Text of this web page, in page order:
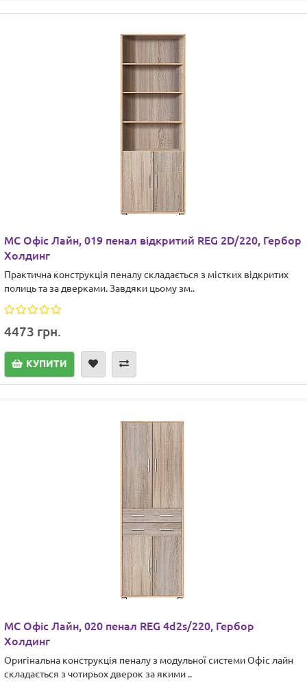
МС Офіс Лайн, 019 пенал відкритий REG 2D/220, Гербор
Холдинг
Практична конструкція пеналу складається з містких відкритих
полиць та за дверками. Завдяки цьому зм..
4473 грн.
КУПИТИ
МС Офіс Лайн, 020 пенал REG 4d2s/220, Гербор
Холдинг
Оригінальна конструкція пеналу з модульної системи Офіс лайн
складається з чотирьох дверок за якими ..